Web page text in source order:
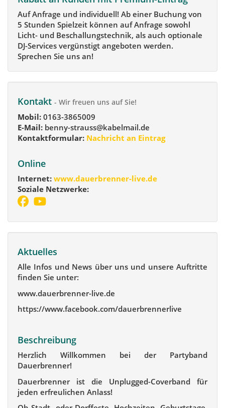
Auf Anfrage und individuell! Ab einer Buchung von
5 Stunden Spielzeit können auf Anfrage sowohl
Licht- und Beschallungstechnik, als auch optionale
DJ-Services vergünstigt angeboten werden.
Sprechen Sie uns an!
Kontakt - Wir freuen uns auf Sie!
Mobil: 0163-3865009
E-Mail: benny-strauss@kabelmail.de
Kontaktformular: Nachricht an Eintrag
Online
Internet: www.dauerbrenner-live.de
Soziale Netzwerke:
Aktuelles
Alle Infos und News über uns und unsere Auftritte
finden Sie unter:
www.dauerbrenner-live.de
https://www.facebook.com/dauerbrennerlive
Beschreibung
Herzlich Willkommen bei der Partyband
Dauerbrenner!
Dauerbrenner ist die Unplugged-Coverband für
jeden erfreulichen Anlass!